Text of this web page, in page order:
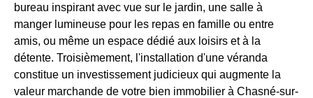
bureau inspirant avec vue sur le jardin, une salle à
manger lumineuse pour les repas en famille ou entre
amis, ou même un espace dédié aux loisirs et à la
détente. Troisièmement, l'installation d'une véranda
constitue un investissement judicieux qui augmente la
valeur marchande de votre bien immobilier à Chasné-sur-